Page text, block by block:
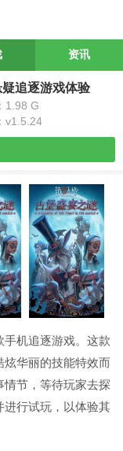
资讯
疑追逐游戏体验
1.98 G
v1.5.24
手机追逐游戏。这款
华丽的技能特效而
节，等待玩家去探
进行试玩，以体验其